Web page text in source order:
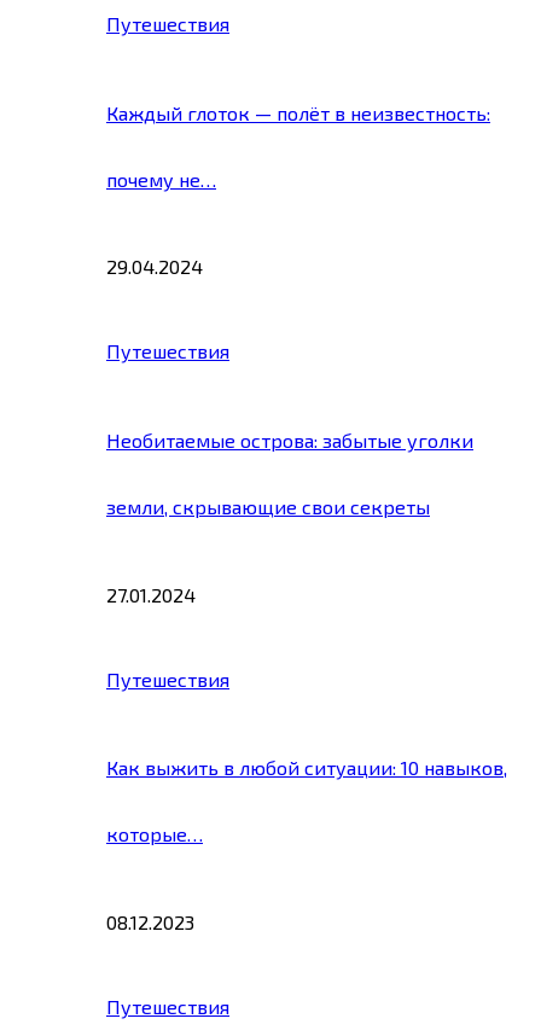
Путешествия
Каждый глоток — полёт в неизвестность:
почему не…
29.04.2024
Путешествия
Необитаемые острова: забытые уголки
земли, скрывающие свои секреты
27.01.2024
Путешествия
Как выжить в любой ситуации: 10 навыков,
которые…
08.12.2023
Путешествия